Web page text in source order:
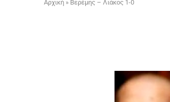
Αρχική » Βερέμης – Λιάκος 1-0